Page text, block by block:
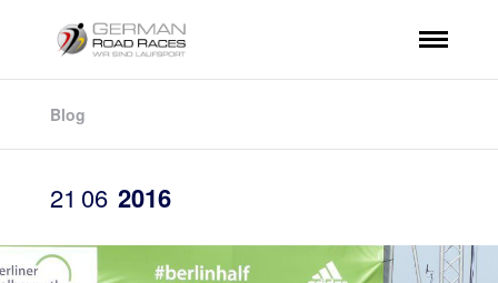
Blog
21 06 2016